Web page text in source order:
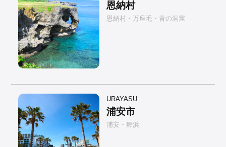
恩納村
恩納村・万座毛・青の洞窟
URAYASU
浦安市
浦安・舞浜